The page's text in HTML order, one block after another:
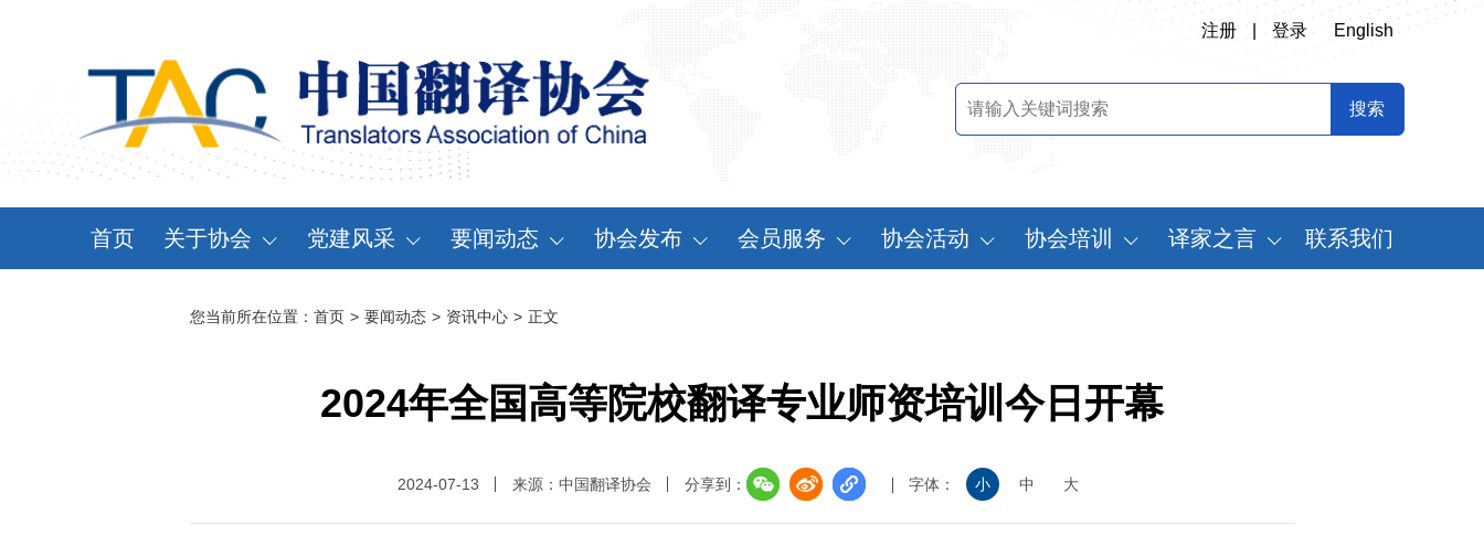
注册 登录 English
首页 关于协会
历届会员代表大会
党建风采 要闻动态
会员动态
协会发布
认证服务
会员服务
缴费说明
协会活动
亚太翻译论坛
翻译中国·拥抱世
协会培训 译家之言
《中国翻译》摘要
联系我们
您当前所在位置： 首页 > 要闻动态 > 资讯中心 > 正文
2024年全国高等院校翻译专业师资培训今日开幕
2024-07-13 来源：中国翻译协会 分享到： 字体： 小 中 大